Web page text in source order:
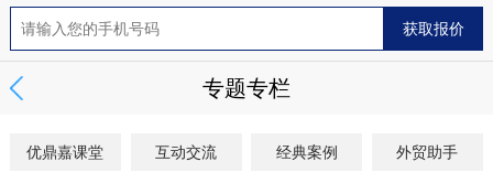
专题专栏
优鼎嘉课堂 互动交流 经典案例 外贸助手